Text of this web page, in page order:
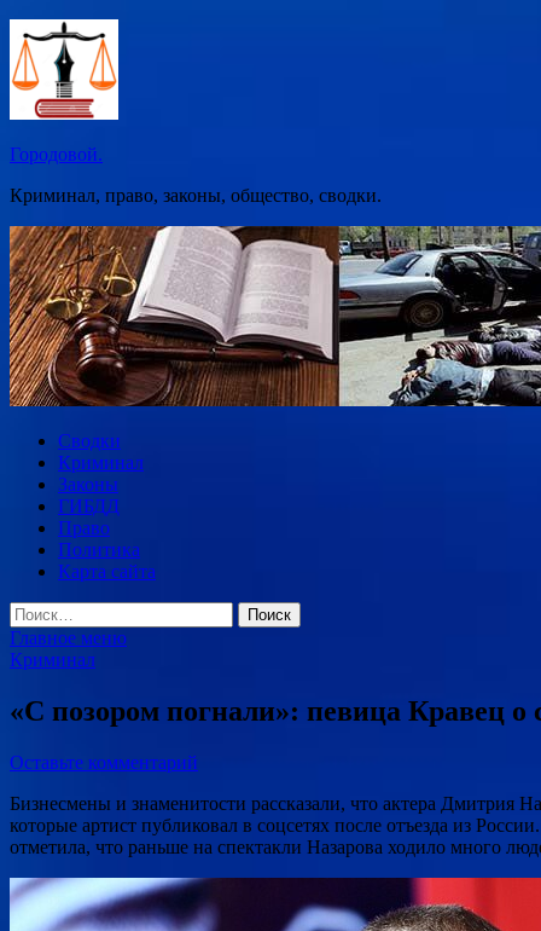
Перейти
содержимому
Городовой.
Криминал, право, законы, общество, сводки.
Сводки
Криминал
Законы
ГИБДД
Право
Политика
Карта сайта
Найти:
Главное меню
Криминал
«С позором погнали»: певица Кравец о
Оставьте комментарий
Бизнесмены и знаменитости рассказали, что актера Дмитрия
которые артист публиковал в соцсетях после отъезда из
отметила, что раньше на спектакли Назарова ходило много